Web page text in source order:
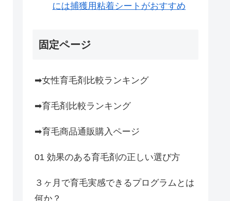
には捕獲用粘着シートがおすすめ
固定ページ
➡女性育毛剤比較ランキング
➡育毛剤比較ランキング
➡育毛商品通販購入ページ
01 効果のある育毛剤の正しい選び方
３ヶ月で育毛実感できるプログラムとは
何か？